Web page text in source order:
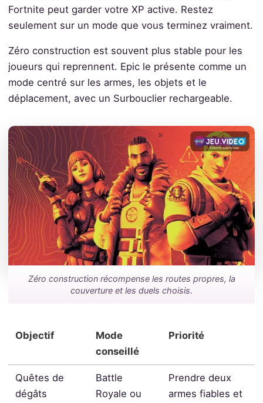
Fortnite peut garder votre XP active. Restez
seulement sur un mode que vous terminez vraiment.
Zéro construction est souvent plus stable pour les
joueurs qui reprennent. Epic le présente comme un
mode centré sur les armes, les objets et le
déplacement, avec un Surbouclier rechargeable.
Zéro construction récompense les routes propres, la
couverture et les duels choisis.
Objectif
Mode
conseillé
Priorité
Quêtes de
dégâts
Battle
Royale ou
Prendre deux
armes fiables et